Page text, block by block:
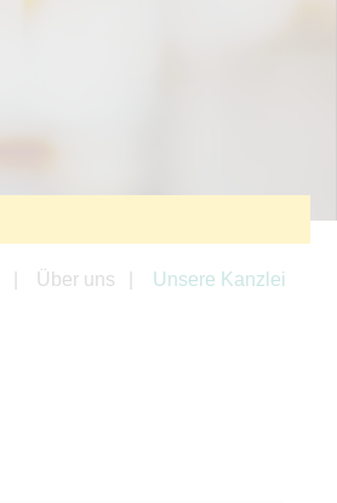
Über uns Unsere Kanzlei